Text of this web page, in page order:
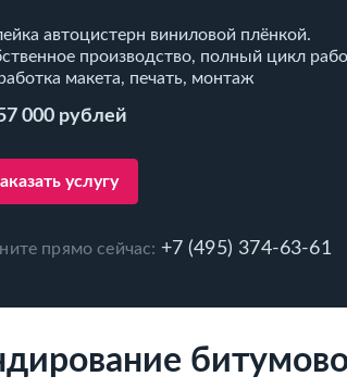
автоцистерн виниловой плёнкой.
производство, полный цикл
макета, печать, монтаж
000 рублей
услугу
прямо сейчас: +7 (495) 374-63-61